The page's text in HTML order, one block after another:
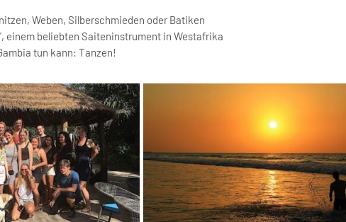
Weben, Silberschmieden oder Batiken
einem beliebten Saiteninstrument in Westafrika
tun kann: Tanzen!